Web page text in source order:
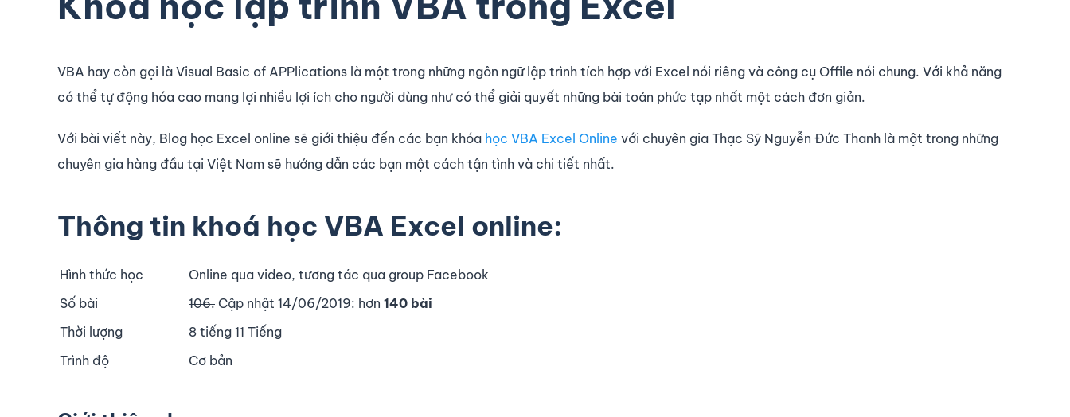
VBA hay còn gọi là Visual Basic of APPlications là một trong những ngôn ngữ lập trình tích hợp với Excel nói riêng và công cụ Offile nói chung. Với khả năng
có thể tự động hóa cao mang lợi nhiều lợi ích cho người dùng như có thể giải quyết những bài toán phức tạp nhất một cách đơn giản.
Với bài viết này, Blog học Excel online sẽ giới thiệu đến các bạn khóa học VBA Excel Online với chuyên gia Thạc Sỹ Nguyễn Đức Thanh là một trong những
chuyên gia hàng đầu tại Việt Nam sẽ hướng dẫn các bạn một cách tận tình và chi tiết nhất.
Thông tin khoá học VBA Excel online:
Hình thức học
Online qua video, tương tác qua group Facebook
Số bài
106. Cập nhật 14/06/2019: hơn 140 bài
Thời lượng
8 tiếng 11 Tiếng
Trình độ
Cơ bản